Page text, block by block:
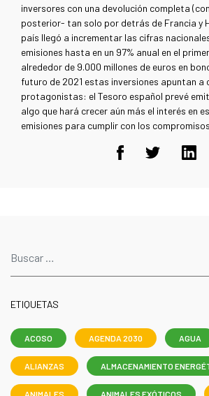
inversores con una devolución completa
posterior- tan solo por detrás de Francia y
país llegó a incrementar las cifras
emisiones hasta en un 97% anual en el
alrededor de 9.000 millones de euros en
futuro de 2021 estas inversiones apuntan a
protagonistas: el Tesoro español prevé
algo que hará crecer aún más el interés en
emisiones para cumplir con los
ETIQUETAS
ACOSO AGENDA 2030 AGUA
ALIANZAS ALMACENAMIENTO